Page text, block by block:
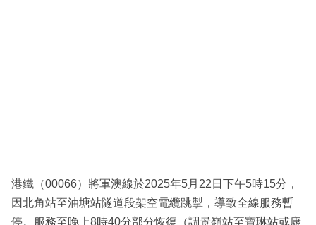
區
港鐵（00066）將軍澳線於2025年5月22日下午5時15分，
因北角站至油塘站隧道段架空電纜跳掣，導致全線服務暫
停。服務至晚上8時40分部分恢復（調景嶺站至寶琳站或康